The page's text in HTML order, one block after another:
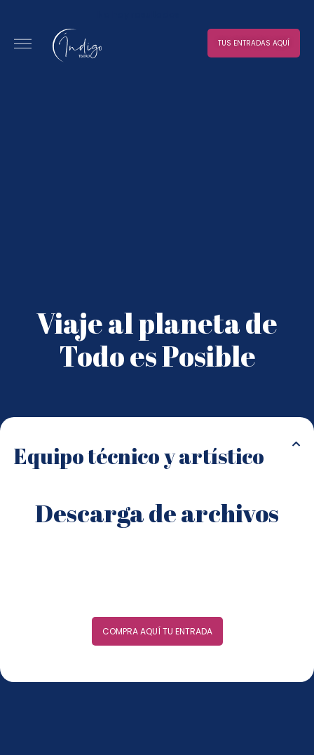
TUS ENTRADAS AQUÍ
Viaje al planeta de
Todo es Posible
Equipo técnico y artístico
Descarga de archivos
COMPRA AQUÍ TU ENTRADA